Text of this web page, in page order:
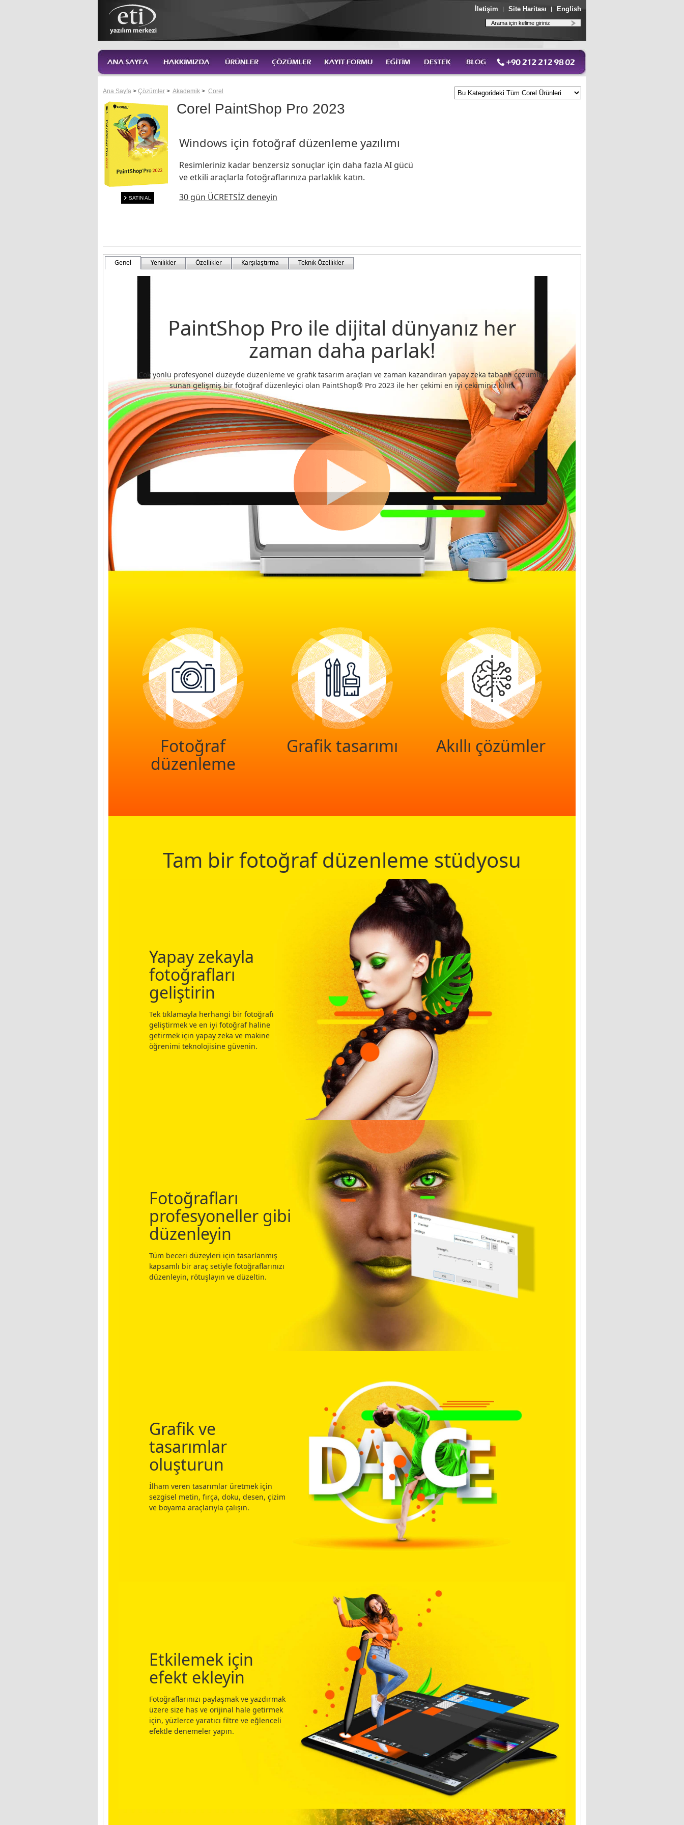
İletişim Site Haritası English
Ana Sayfa > Çözümler > Akademik > Corel
SATIN AL
Corel PaintShop Pro 2023
Windows için fotoğraf düzenleme yazılımı
Resimleriniz kadar benzersiz sonuçlar için daha fazla AI gücü
ve etkili araçlarla fotoğraflarınıza parlaklık katın.
30 gün ÜCRETSİZ deneyin
Genel Yenilikler Özellikler Karşılaştırma Teknik Özellikler
PaintShop Pro ile dijital dünyanız her
zaman daha parlak!
Çok yönlü profesyonel düzeyde düzenleme ve grafik tasarım araçları ve zaman kazandıran yapay zeka tabanlı çözümler
sunan gelişmiş bir fotoğraf düzenleyici olan PaintShop® Pro 2023 ile her çekimi en iyi çekiminiz kılın.
Fotoğraf
düzenleme
Grafik tasarımı Akıllı çözümler
Tam bir fotoğraf düzenleme stüdyosu
Yapay zekayla
fotoğrafları
geliştirin
Tek tıklamayla herhangi bir fotoğrafı
geliştirmek ve en iyi fotoğraf haline
getirmek için yapay zeka ve makine
öğrenimi teknolojisine güvenin.
Fotoğrafları
profesyoneller gibi
düzenleyin
Tüm beceri düzeyleri için tasarlanmış
kapsamlı bir araç setiyle fotoğraflarınızı
düzenleyin, rötuşlayın ve düzeltin.
Grafik ve
tasarımlar
oluşturun
İlham veren tasarımlar üretmek için
sezgisel metin, fırça, doku, desen, çizim
ve boyama araçlarıyla çalışın.
Etkilemek için
efekt ekleyin
Fotoğraflarınızı paylaşmak ve yazdırmak
üzere size has ve orijinal hale getirmek
için, yüzlerce yaratıcı filtre ve eğlenceli
efektle denemeler yapın.